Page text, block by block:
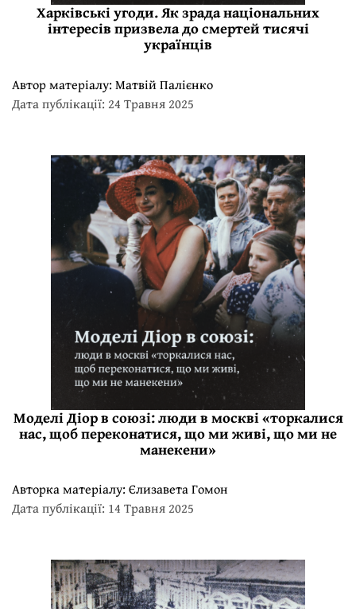
Харківські угоди. Як зрада національних
інтересів призвела до смертей тисячі
українців
Автор матеріалу: Матвій Палієнко
Дата публікації: 24 Травня 2025
Моделі Діор в союзі: люди в москві «торкалися
нас, щоб переконатися, що ми живі, що ми не
манекени»
Авторка матеріалу: Єлизавета Гомон
Дата публікації: 14 Травня 2025